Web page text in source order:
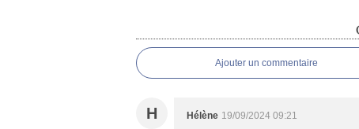
Ajouter un commentaire
H Hélène 19/09/2024 09:21